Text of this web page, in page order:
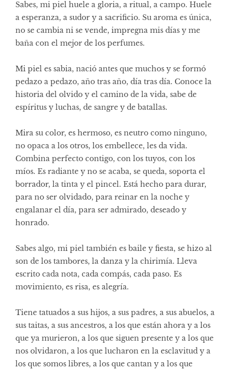
Sabes, mi piel huele a gloria, a ritual, a campo. Huele
a esperanza, a sudor y a sacrificio. Su aroma es única,
no se cambia ni se vende, impregna mis días y me
baña con el mejor de los perfumes.
Mi piel es sabia, nació antes que muchos y se formó
pedazo a pedazo, año tras año, día tras día. Conoce la
historia del olvido y el camino de la vida, sabe de
espíritus y luchas, de sangre y de batallas.
Mira su color, es hermoso, es neutro como ninguno,
no opaca a los otros, los embellece, les da vida.
Combina perfecto contigo, con los tuyos, con los
míos. Es radiante y no se acaba, se queda, soporta el
borrador, la tinta y el pincel. Está hecho para durar,
para no ser olvidado, para reinar en la noche y
engalanar el día, para ser admirado, deseado y
honrado.
Sabes algo, mi piel también es baile y fiesta, se hizo al
son de los tambores, la danza y la chirimía. Lleva
escrito cada nota, cada compás, cada paso. Es
movimiento, es risa, es alegría.
Tiene tatuados a sus hijos, a sus padres, a sus abuelos, a
sus taitas, a sus ancestros, a los que están ahora y a los
que ya murieron, a los que siguen presente y a los que
nos olvidaron, a los que lucharon en la esclavitud y a
los que somos libres, a los que cantan y a los que